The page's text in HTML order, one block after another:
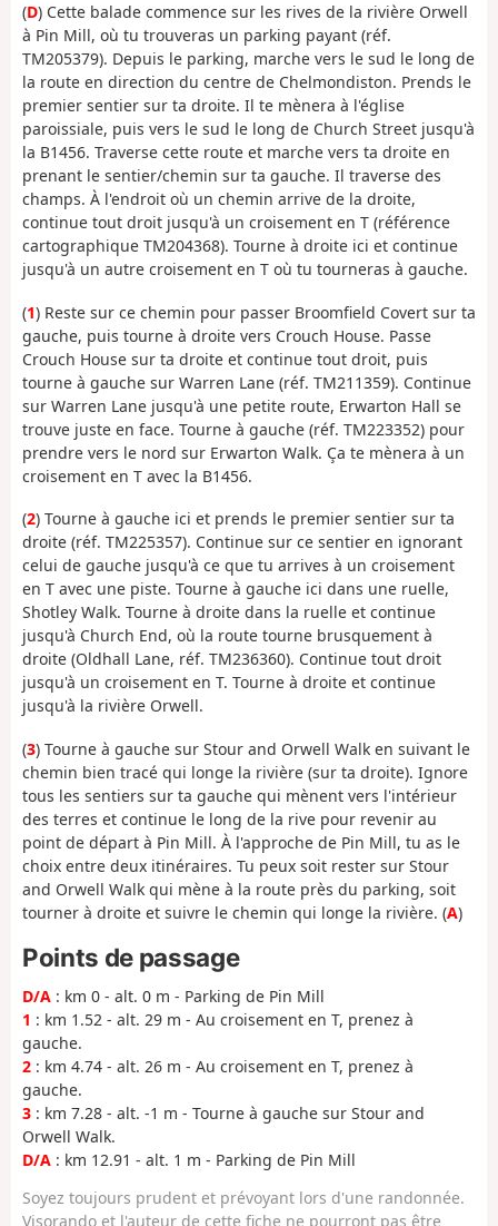
(D) Cette balade commence sur les rives de la rivière Orwell
à Pin Mill, où tu trouveras un parking payant (réf.
TM205379). Depuis le parking, marche vers le sud le long de
la route en direction du centre de Chelmondiston. Prends le
premier sentier sur ta droite. Il te mènera à l'église
paroissiale, puis vers le sud le long de Church Street jusqu'à
la B1456. Traverse cette route et marche vers ta droite en
prenant le sentier/chemin sur ta gauche. Il traverse des
champs. À l'endroit où un chemin arrive de la droite,
continue tout droit jusqu'à un croisement en T (référence
cartographique TM204368). Tourne à droite ici et continue
jusqu'à un autre croisement en T où tu tourneras à gauche.
(1) Reste sur ce chemin pour passer Broomfield Covert sur ta
gauche, puis tourne à droite vers Crouch House. Passe
Crouch House sur ta droite et continue tout droit, puis
tourne à gauche sur Warren Lane (réf. TM211359). Continue
sur Warren Lane jusqu'à une petite route, Erwarton Hall se
trouve juste en face. Tourne à gauche (réf. TM223352) pour
prendre vers le nord sur Erwarton Walk. Ça te mènera à un
croisement en T avec la B1456.
(2) Tourne à gauche ici et prends le premier sentier sur ta
droite (réf. TM225357). Continue sur ce sentier en ignorant
celui de gauche jusqu'à ce que tu arrives à un croisement
en T avec une piste. Tourne à gauche ici dans une ruelle,
Shotley Walk. Tourne à droite dans la ruelle et continue
jusqu'à Church End, où la route tourne brusquement à
droite (Oldhall Lane, réf. TM236360). Continue tout droit
jusqu'à un croisement en T. Tourne à droite et continue
jusqu'à la rivière Orwell.
(3) Tourne à gauche sur Stour and Orwell Walk en suivant le
chemin bien tracé qui longe la rivière (sur ta droite). Ignore
tous les sentiers sur ta gauche qui mènent vers l'intérieur
des terres et continue le long de la rive pour revenir au
point de départ à Pin Mill. À l'approche de Pin Mill, tu as le
choix entre deux itinéraires. Tu peux soit rester sur Stour
and Orwell Walk qui mène à la route près du parking, soit
tourner à droite et suivre le chemin qui longe la rivière. (A)
Points de passage
D/A : km 0 - alt. 0 m - Parking de Pin Mill
1 : km 1.52 - alt. 29 m - Au croisement en T, prenez à
gauche.
2 : km 4.74 - alt. 26 m - Au croisement en T, prenez à
gauche.
3 : km 7.28 - alt. -1 m - Tourne à gauche sur Stour and
Orwell Walk.
D/A : km 12.91 - alt. 1 m - Parking de Pin Mill
Soyez toujours prudent et prévoyant lors d'une randonnée.
Visorando et l'auteur de cette fiche ne pourront pas être